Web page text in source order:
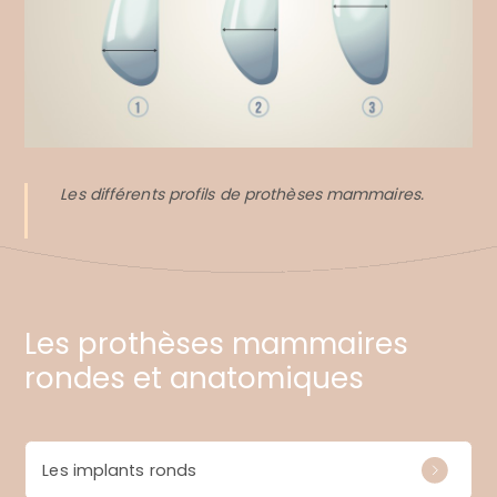
Les différents profils de prothèses mammaires.
Les prothèses mammaires
rondes et anatomiques
Les implants ronds